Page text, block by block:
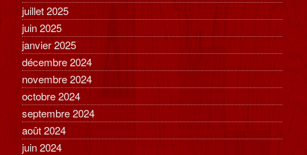
juillet 2025
juin 2025
janvier 2025
décembre 2024
novembre 2024
octobre 2024
septembre 2024
août 2024
juin 2024